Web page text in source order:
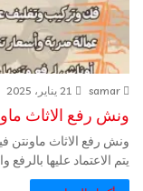
samar 21 يناير، 2025
ونش رفع الاثاث
ونش رفع الاثاث ماونتن
يتم الاعتماد عليها بالرفع